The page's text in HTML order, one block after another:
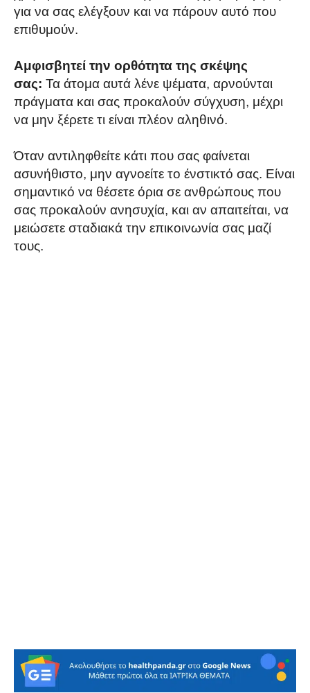
για να σας ελέγξουν και να πάρουν αυτό που
επιθυμούν.
Αμφισβητεί την ορθότητα της σκέψης
σας: Τα άτομα αυτά λένε ψέματα, αρνούνται
πράγματα και σας προκαλούν σύγχυση, μέχρι
να μην ξέρετε τι είναι πλέον αληθινό.
Όταν αντιληφθείτε κάτι που σας φαίνεται
ασυνήθιστο, μην αγνοείτε το ένστικτό σας. Είναι
σημαντικό να θέσετε όρια σε ανθρώπους που
σας προκαλούν ανησυχία, και αν απαιτείται, να
μειώσετε σταδιακά την επικοινωνία σας μαζί
τους.